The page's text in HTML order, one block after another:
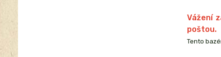
Vážení
poštou.
Tento